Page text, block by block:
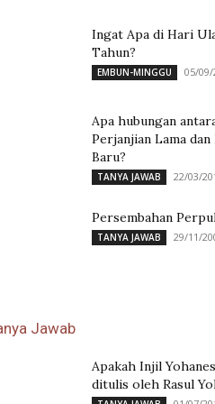
Ingat Apa di Hari
Tahun?
EMBUN-MINGGU 05/09/
Apa hubungan
Perjanjian Lama
Baru?
TANYA JAWAB 22/03/
Persembahan
TANYA JAWAB 29/11/
Jawab
Apakah Injil
ditulis oleh Rasul